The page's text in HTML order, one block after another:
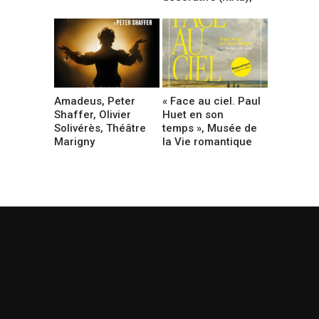
Amadeus, Peter
Shaffer, Olivier
Solivérès, Théâtre
Marigny
« Face au ciel. Paul
Huet en son
temps », Musée de
la Vie romantique